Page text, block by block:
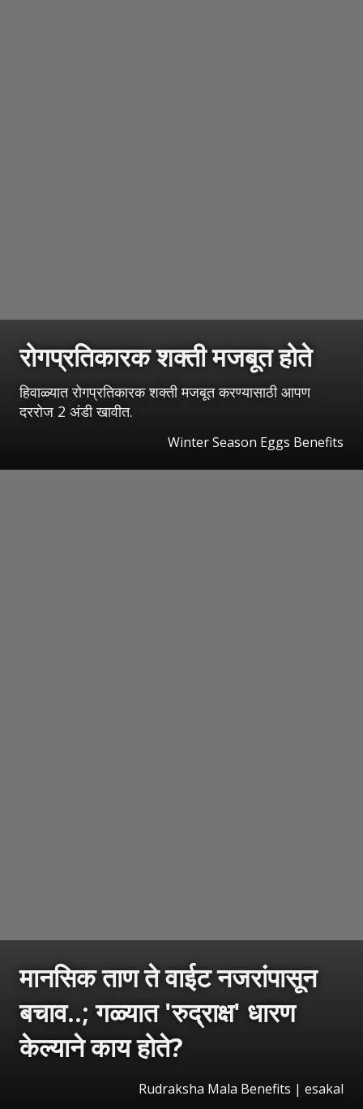
रोगप्रतिकारक शक्ती मजबूत होते
हिवाळ्यात रोगप्रतिकारक शक्ती मजबूत करण्यासाठी आपण
दररोज 2 अंडी खावीत.
Winter Season Eggs Benefits
मानसिक ताण ते वाईट नजरांपासून
बचाव..; गळ्यात 'रुद्राक्ष' धारण
केल्याने काय होते?
Rudraksha Mala Benefits | esakal